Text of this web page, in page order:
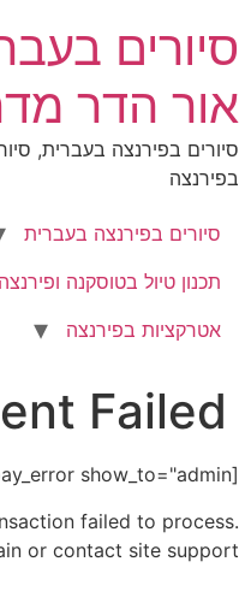
לתוכן
סיורים
אור הדר
סיורים בפירנצה בעברית,
בפירנצה
סיורים בפירנצה בעברית
תכנון טיול בטוסקנה ופירנצה
אטרקציות בפירנצה
Failed
[simpay_error show_to="admin"]
failed to process.
or contact site support.